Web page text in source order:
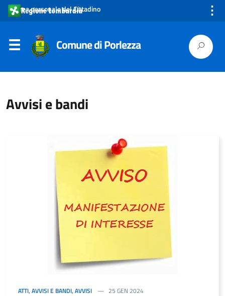
Area personale del Cittadino ⋮
Comune di Porlezza
Avvisi e bandi
ATTI, AVVISI E BANDI, AVVISI 25 GEN 2024